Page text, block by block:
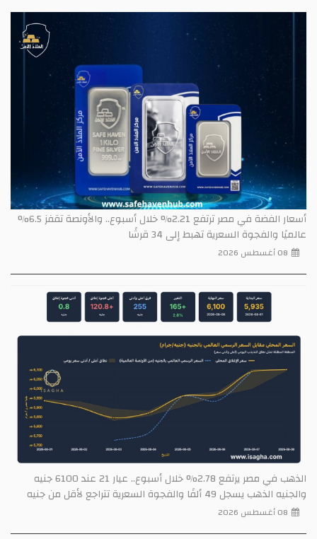
أسعار الفضة في مصر ترتفع 2.21% خلال أسبوع.. والأونصة تقفز 6.5%
عالميًا والفجوة السعرية تهبط إلى 34 قرشًا
08 أغسطس 2026
الذهب في مصر يرتفع 2.78% خلال أسبوع.. عيار 21 عند 6100 جنيه
والجنيه الذهب يسجل 49 ألفًا والفجوة السعرية تتراجع لأقل من جنيه
08 أغسطس 2026